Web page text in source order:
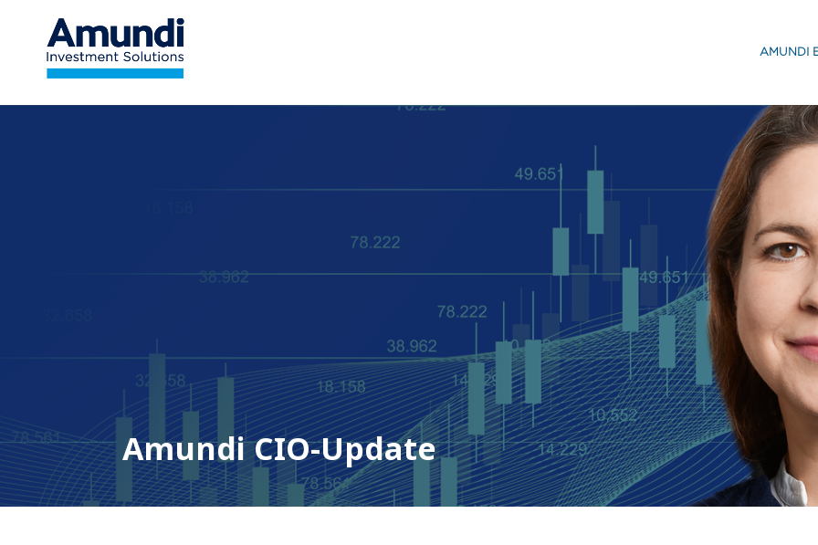
AMUNDI
Amundi CIO-Update